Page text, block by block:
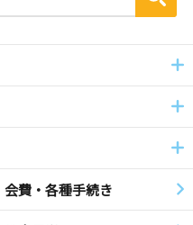
会費・各種手続き